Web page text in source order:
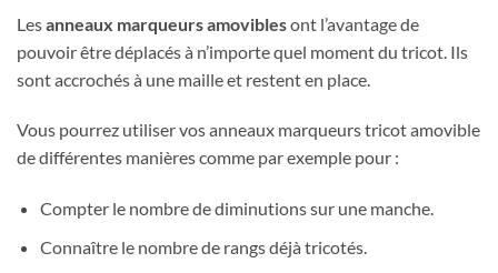
Lesanneaux marqueurs amoviblesont l’avantage de
pouvoir être déplacés à n’importe quel moment du tricot. Ils
sont accrochés à une maille et restent en place.
Vous pourrez utiliser vos anneaux marqueurs tricot amovible
de différentes manières comme par exemple pour :
Compter le nombre de diminutions sur une manche.
Connaître le nombre de rangs déjà tricotés.